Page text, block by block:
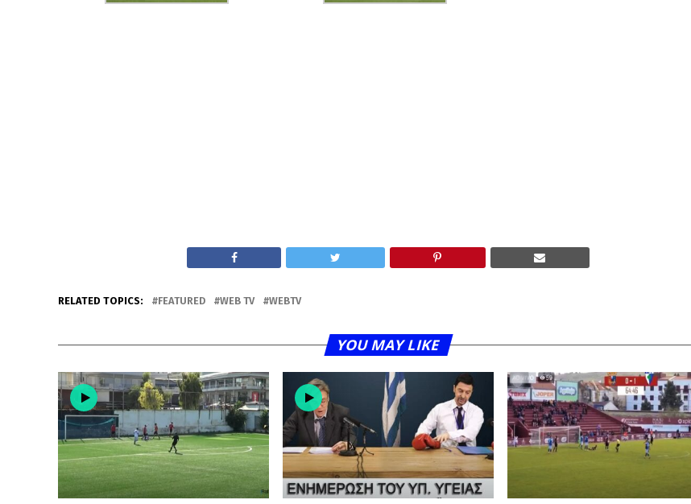
RELATED TOPICS: FEATURED WEB TV WEBTV
YOU MAY LIKE